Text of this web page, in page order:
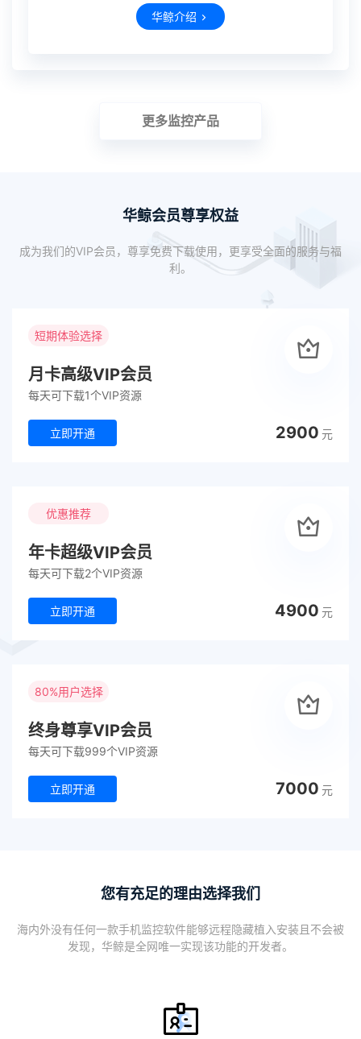
华鲸介绍
更多监控产品
华鲸会员尊享权益
成为我们的VIP会员，尊享免费下载使用，更享受全面的服务与福
利。
短期体验选择
月卡高级VIP会员
每天可下载1个VIP资源
立即开通 2900 元
优惠推荐
年卡超级VIP会员
每天可下载2个VIP资源
立即开通 4900 元
80%用户选择
终身尊享VIP会员
每天可下载999个VIP资源
立即开通 7000 元
您有充足的理由选择我们
海内外没有任何一款手机监控软件能够远程隐藏植入安装且不会被
发现，华鲸是全网唯一实现该功能的开发者。